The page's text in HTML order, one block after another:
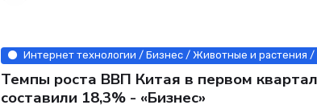
Интернет технологии / Бизнес / Животные и растения
Темпы роста ВВП Китая в первом
составили 18,3% - «Бизнес»